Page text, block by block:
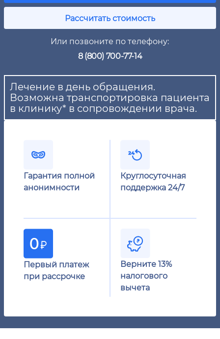
Рассчитать стоимость
Или позвоните по телефону:
8 (800) 700-77-14
Лечение в день обращения.
Возможна транспортировка пациента
в клинику* в сопровождении врача.
Гарантия полной
анонимности
Круглосуточная
поддержка 24/7
Первый платеж
при рассрочке
Верните 13%
налогового
вычета